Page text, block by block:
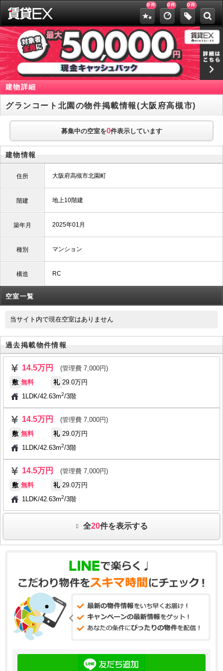
0 件 0件 0件
建物詳細
グランコート北園の物件掲載情報(大阪府高槻市)
募集中の空室を0件表示しています
建物情報
住所 大阪府高槻市北園町
階建 地上10階建
築年月 2025年01月
種別 マンション
構造 RC
空室一覧
当サイト内で現在空室はありません
過去掲載物件情報
14.5万円
(管理費 7,000円)
敷 無料 礼 29.0万円
1LDK/42.63m2/3階
14.5万円
(管理費 7,000円)
敷 無料 礼 29.0万円
1LDK/42.63m2/3階
14.5万円
(管理費 7,000円)
敷 無料 礼 29.0万円
1LDK/42.63m2/3階
全20件を表示する